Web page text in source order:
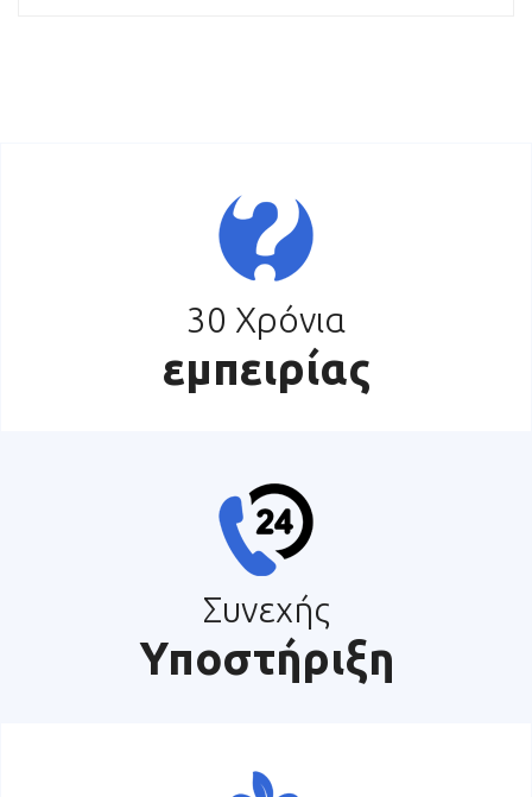
30 Χρόνια
εμπειρίας
Συνεχής
Υποστήριξη